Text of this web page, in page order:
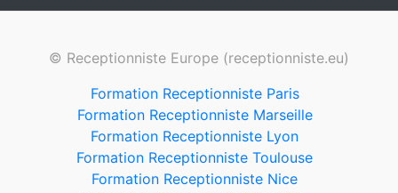
© Receptionniste Europe (receptionniste.eu)
Formation Receptionniste Paris
Formation Receptionniste Marseille
Formation Receptionniste Lyon
Formation Receptionniste Toulouse
Formation Receptionniste Nice